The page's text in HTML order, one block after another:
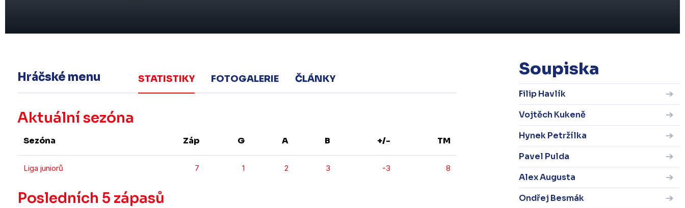
Hráčské menu STATISTIKY FOTOGALERIE ČLÁNKY
Aktuální sezóna
Sezóna Záp G A B +/- TM
Liga juniorů 7 1 2 3 -3 8
Posledních 5 zápasů
Soupiska
Filip Havlík
Vojtěch Kukeně
Hynek Petržílka
Pavel Pulda
Alex Augusta
Ondřej Besmák